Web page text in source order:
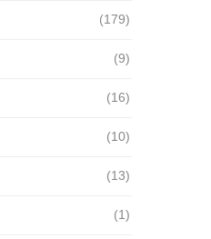
(179)
(9)
(16)
(10)
(13)
(1)